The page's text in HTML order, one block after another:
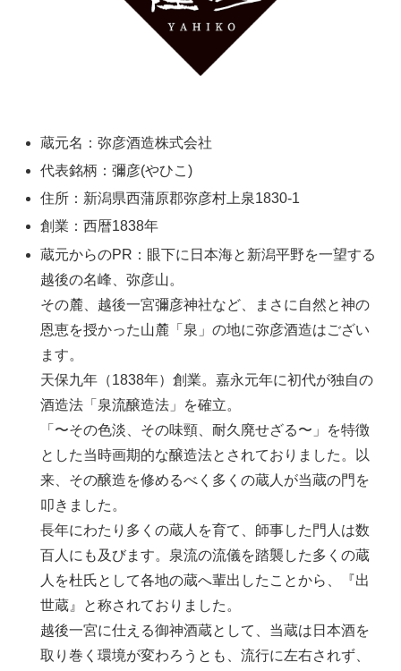
蔵元名：弥彦酒造株式会社
代表銘柄：彌彦(やひこ)
住所：新潟県西蒲原郡弥彦村上泉1830-1
創業：西暦1838年
蔵元からのPR：眼下に日本海と新潟平野を一望する
越後の名峰、弥彦山。
その麓、越後一宮彌彦神社など、まさに自然と神の
恩恵を授かった山麓「泉」の地に弥彦酒造はござい
ます。
天保九年（1838年）創業。嘉永元年に初代が独自の
酒造法「泉流醸造法」を確立。
「〜その色淡、その味頸、耐久廃せざる〜」を特徴
とした当時画期的な醸造法とされておりました。以
来、その醸造を修めるべく多くの蔵人が当蔵の門を
叩きました。
長年にわたり多くの蔵人を育て、師事した門人は数
百人にも及びます。泉流の流儀を踏襲した多くの蔵
人を杜氏として各地の蔵へ輩出したことから、『出
世蔵』と称されておりました。
越後一宮に仕える御神酒蔵として、当蔵は日本酒を
取り巻く環境が変わろうとも、流行に左右されず、